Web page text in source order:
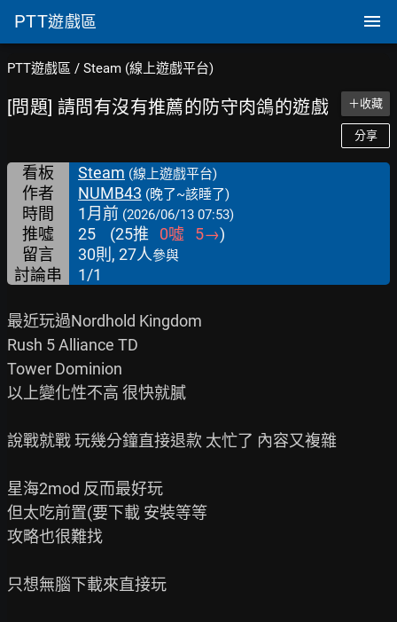
PTT遊戲區
PTT遊戲區 / Steam (線上遊戲平台)
[問題] 請問有沒有推薦的防守肉鴿的遊戲 ＋收藏
分享
看板 Steam (線上遊戲平台)
作者 NUMB43 (晚了~該睡了)
時間 1月前 (2026/06/13 07:53)
推噓 25 (25推 0噓 5→)
留言
30則, 27人參與
討論串 1/1
最近玩過Nordhold Kingdom
Rush 5 Alliance TD
Tower Dominion
以上變化性不高 很快就膩
說戰就戰 玩幾分鐘直接退款 太忙了 內容又複雜
星海2mod 反而最好玩
但太吃前置(要下載 安裝等等
攻略也很難找
只想無腦下載來直接玩